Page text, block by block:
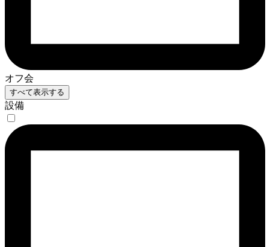
オフ会
すべて表示する
設備